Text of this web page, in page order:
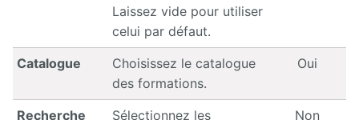
Laissez vide pour utiliser
celui par défaut.
Catalogue
Choisissez le catalogue
des formations.
Oui
Recherche Sélectionnez les Non